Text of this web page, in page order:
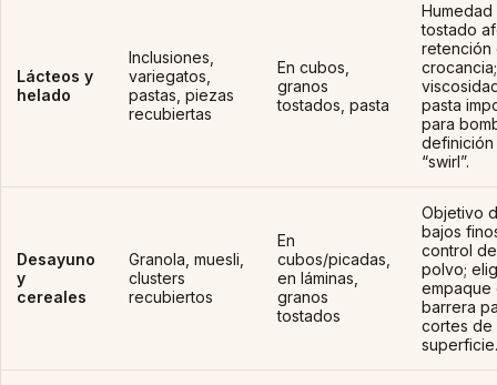
Lácteos y
helado
Inclusiones,
variegatos,
pastas, piezas
recubiertas
En cubos,
granos
tostados, pasta
Humedad
tostado
retención
pasta
para
“swirl”.
Desayuno
y
cereales
Granola, muesli,
clusters
recubiertos
En
cubos/picadas,
en láminas,
granos
tostados
Objetivo
bajos
control de
polvo;
empaque
barrera
cortes de
superficie.